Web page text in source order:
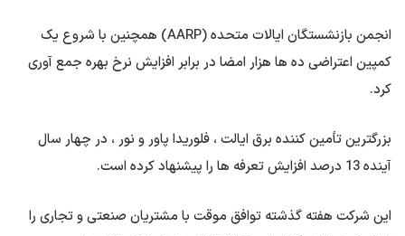
انجمن بازنشستگان ایالات متحده (AARP) همچنین با شروع یک
کمپین اعتراضی ده ها هزار امضا در برابر افزایش نرخ بهره جمع آوری
کرد.
بزرگترین تأمین کننده برق ایالت ، فلوریدا پاور و نور ، در چهار سال
آینده 13 درصد افزایش تعرفه ها را پیشنهاد کرده است.
این شرکت هفته گذشته توافق موقت با مشتریان صنعتی و تجاری را